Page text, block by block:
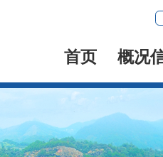
首页 概况